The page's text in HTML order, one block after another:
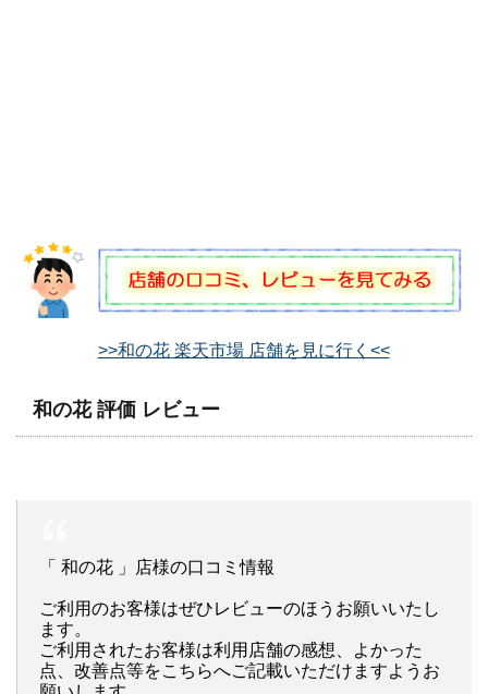
>>和の花 楽天市場 店舗を見に行く<<
和の花 評価 レビュー
「 和の花 」店様の口コミ情報
ご利用のお客様はぜひレビューのほうお願いいたし
ます。
ご利用されたお客様は利用店舗の感想、よかった
点、改善点等をこちらへご記載いただけますようお